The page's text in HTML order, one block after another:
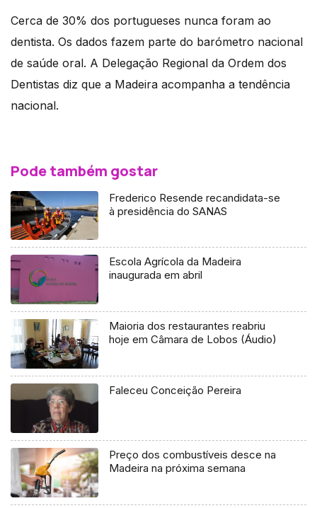
Cerca de 30% dos portugueses nunca foram ao
dentista. Os dados fazem parte do barómetro nacional
de saúde oral. A Delegação Regional da Ordem dos
Dentistas diz que a Madeira acompanha a tendência
nacional.
Pode também gostar
Frederico Resende recandidata-se
à presidência do SANAS
Escola Agrícola da Madeira
inaugurada em abril
Maioria dos restaurantes reabriu
hoje em Câmara de Lobos (Áudio)
Faleceu Conceição Pereira
Preço dos combustíveis desce na
Madeira na próxima semana